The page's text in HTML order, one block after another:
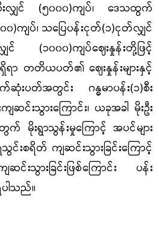
းလျှင် (၅၀၀၀)ကျပ်၊ ဒေသထွက်
၀၀)ကျပ်၊ သပြေပန်းငုတ်(၁)ငုတ်လျှင်
င် (၁၀၀၀)ကျပ်ဈေးနှုန်းတို့ဖြင့်
ရာ တတိယပတ်၏ ဈေးနှုန်းများနှင့်
းပတ်အတွင်း ဂန္ဓမာပန်း(၁)စီး
ဆင်းသွားကြောင်း၊ ယခုအခါ မိုးဦး
းရွာသွန်းမှုကြောင့် အပင်များ
င်းစရိတ် ကျဆင်းသွားခြင်းကြောင့်
င်းသွားခြင်းဖြစ်ကြောင်း ပန်း
ပါသည်။